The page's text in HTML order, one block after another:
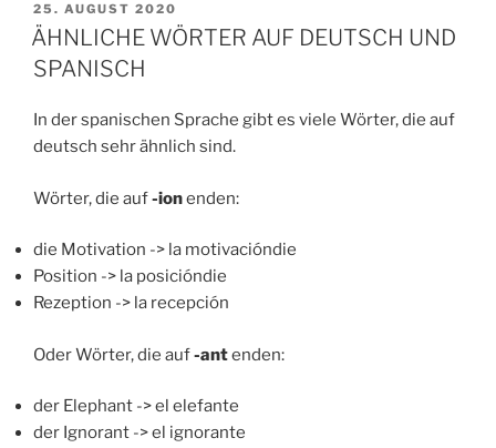
DU
IN
DER
ZEIT
EINE
SPRACHE
VERÖFFENTLICHT
AM
25. AUGUST 2020
ÄHNLICHE WÖRTER AUF DEUTSCH UND
SPANISCH
In der spanischen Sprache gibt es viele Wörter, die auf
deutsch sehr ähnlich sind.
Wörter, die auf-ionenden:
die Motivation -> la motivacióndie
Position -> la posicióndie
Rezeption -> la recepción
Oder Wörter, die auf-antenden:
der Elephant -> el elefante
der Ignorant -> el ignorante